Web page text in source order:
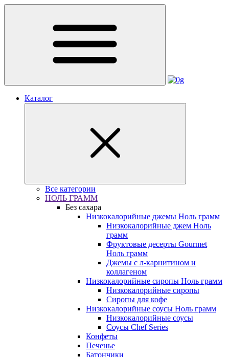
Каталог
Все категории
НОЛЬ ГРАММ
Без сахара
Низкокалорийные джемы Ноль грамм
Низкокалорийные джем Ноль
грамм
Фруктовые десерты Gourmet
Ноль грамм
Джемы с л-карнитином и
коллагеном
Низкокалорийные сиропы Ноль грамм
Низкокалорийные сиропы
Сиропы для кофе
Низкокалорийные соусы Ноль грамм
Низкокалорийные соусы
Соусы Chef Series
Конфеты
Печенье
Батончики